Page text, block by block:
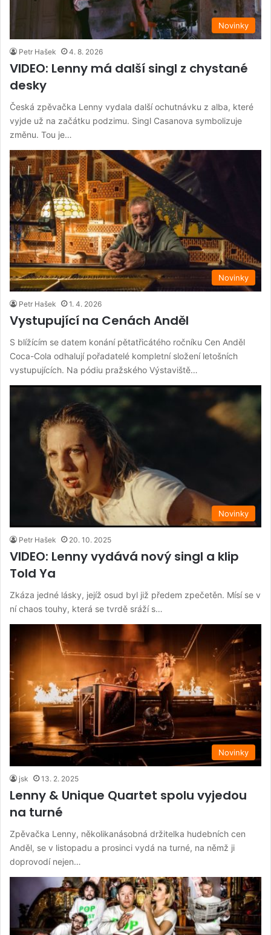
Novinky
Petr Hašek 4. 8. 2026
VIDEO: Lenny má další singl z chystané
desky
Česká zpěvačka Lenny vydala další ochutnávku z alba, které
vyjde už na začátku podzimu. Singl Casanova symbolizuje
změnu. Tou je…
Novinky
Petr Hašek 1. 4. 2026
Vystupující na Cenách Anděl
S blížícím se datem konání pětatřicátého ročníku Cen Anděl
Coca-Cola odhalují pořadatelé kompletní složení letošních
vystupujících. Na pódiu pražského Výstaviště…
Novinky
Petr Hašek 20. 10. 2025
VIDEO: Lenny vydává nový singl a klip
Told Ya
Zkáza jedné lásky, jejíž osud byl již předem zpečetěn. Mísí se v
ní chaos touhy, která se tvrdě sráží s…
Novinky
jsk 13. 2. 2025
Lenny & Unique Quartet spolu vyjedou
na turné
Zpěvačka Lenny, několikanásobná držitelka hudebních cen
Anděl, se v listopadu a prosinci vydá na turné, na němž ji
doprovodí nejen…